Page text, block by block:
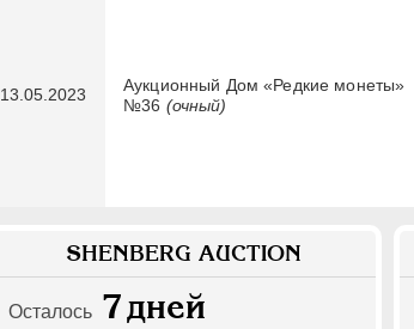
13.05.2023
Аукционный Дом «Редкие монеты»
№36 (очный)
SHENBERG AUCTION
Осталось 7дней